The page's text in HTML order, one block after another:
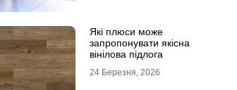
Які плюси може
запропонувати якісна
вінілова підлога
24 Березня, 2026